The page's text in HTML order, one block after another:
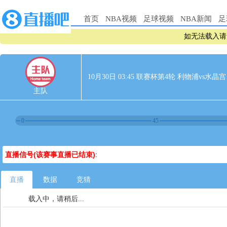
首页 NBA视频 足球视频 NBA新闻
如无法载入
主队
10月30日 03:45 联赛杯第4轮 利物浦vs水晶宫
0 45
直播信号(该赛事直播已结束):
直播 数据 竞猜
载入中，请稍后...